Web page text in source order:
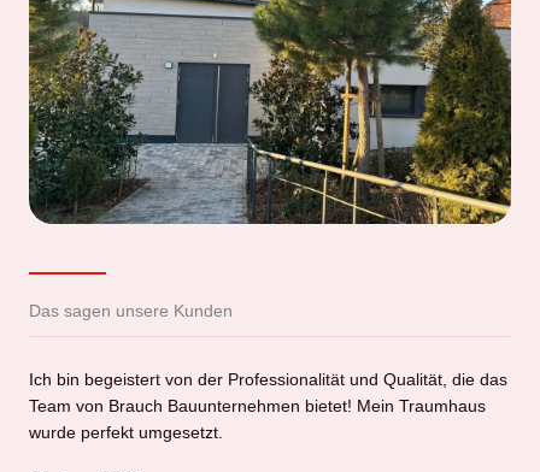
Das sagen unsere Kunden
Ich bin begeistert von der Professionalität und Qualität, die das
Team von Brauch Bauunternehmen bietet! Mein Traumhaus
wurde perfekt umgesetzt.